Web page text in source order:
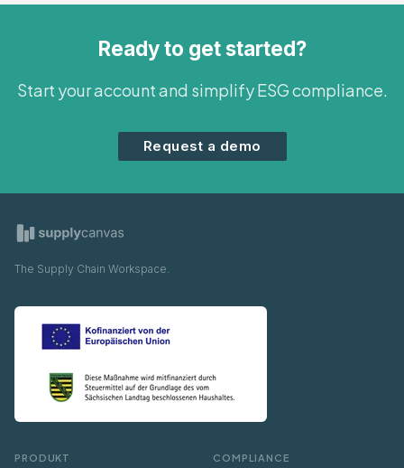
Ready to get started?
Start your account and simplify ESG compliance.
Request a demo
The Supply Chain Workspace.
PRODUKT COMPLIANCE